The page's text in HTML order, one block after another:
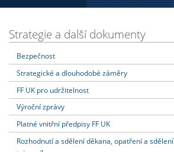
Dozvědět se více
Podat přihlášku
Dozvědět se více
Dozvědět se více
Dozvědět se více
Strategie a další dokumenty
Bezpečnost
Strategické a dlouhodobé záměry
FF UK pro udržitelnost
Výroční zprávy
Platné vnitřní předpisy FF UK
Rozhodnutí a sdělení děkana, opatření a sdělení